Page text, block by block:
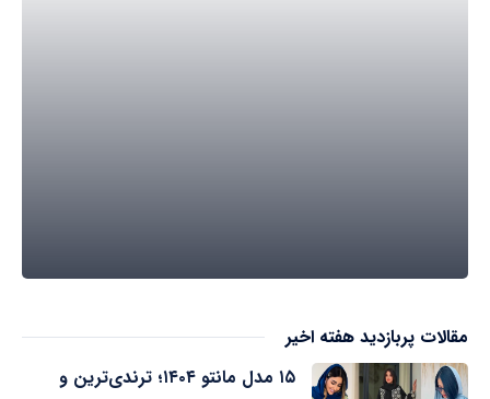
مقالات پربازدید هفته اخیر
۱۵ مدل مانتو ۱۴۰۴؛ ترندی‌ترین و